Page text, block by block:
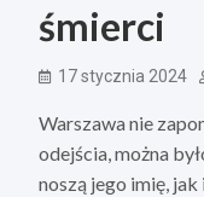
śmierci
17 stycznia 2024
Warszawa nie
odejścia, można
noszą jego imię,